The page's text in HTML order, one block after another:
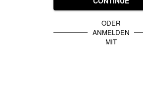
ODER
ANMELDEN
MIT